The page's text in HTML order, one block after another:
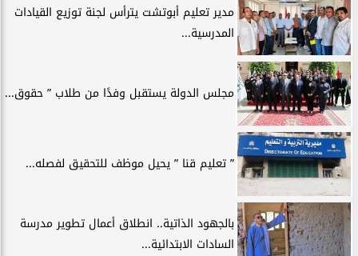
مدير تعليم أبوتشت يترأس لجنة توزيع القيادات
المدرسية...
مجلس الدولة يستقبل وفدًا من طلاب ” حقوق...
” تعليم قنا ” يحيل موظف للتحقيق لفصله...
بالجهود الذاتية.. انطلاق أعمال تطوير مدرسة
السادات الابتدائية...